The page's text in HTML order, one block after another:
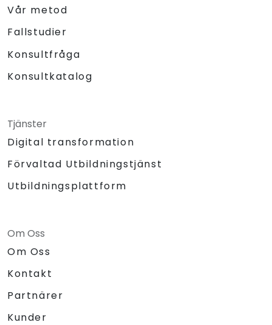
Vår metod
Fallstudier
Konsultfråga
Konsultkatalog
Tjänster
Digital transformation
Förvaltad Utbildningstjänst
Utbildningsplattform
Om Oss
Om Oss
Kontakt
Partnärer
Kunder